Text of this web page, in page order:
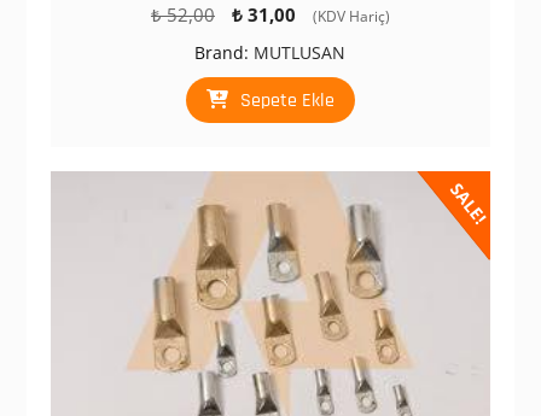
₺52,00
Orijinal
fiyat:
₺ 52,00.
₺31,00
Şu
fiyat:
₺ 31,00.
(KDV Hariç)
Brand: MUTLUSAN
Sepete Ekle
SALE!